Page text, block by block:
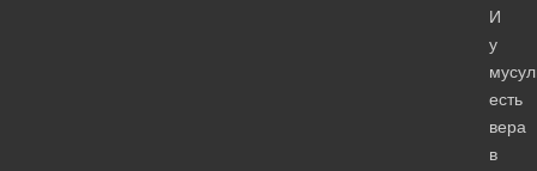
И
у
есть
вера
в